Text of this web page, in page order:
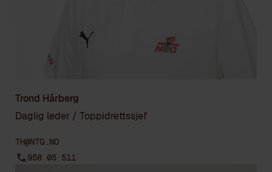
Trond Hårberg
Daglig leder / Toppidrettssjef
TH@NTG.NO
958 05 511